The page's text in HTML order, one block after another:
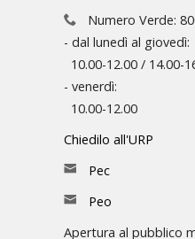
Numero Verde:
- dal lunedì al giovedì:
10.00-12.00 / 14.00-
- venerdì:
10.00-12.00
Chiedilo all'URP
Pec
Peo
Apertura al pubblico